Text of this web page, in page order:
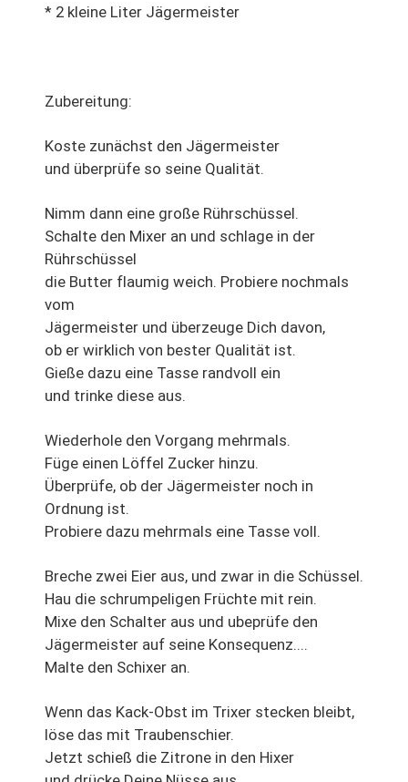
* 2 kleine Liter Jägermeister
Zubereitung:
Koste zunächst den Jägermeister
und überprüfe so seine Qualität.
Nimm dann eine große Rührschüssel.
Schalte den Mixer an und schlage in der
Rührschüssel
die Butter flaumig weich. Probiere nochmals
vom
Jägermeister und überzeuge Dich davon,
ob er wirklich von bester Qualität ist.
Gieße dazu eine Tasse randvoll ein
und trinke diese aus.
Wiederhole den Vorgang mehrmals.
Füge einen Löffel Zucker hinzu.
Überprüfe, ob der Jägermeister noch in
Ordnung ist.
Probiere dazu mehrmals eine Tasse voll.
Breche zwei Eier aus, und zwar in die Schüssel.
Hau die schrumpeligen Früchte mit rein.
Mixe den Schalter aus und ubeprüfe den
Jägermeister auf seine Konsequenz....
Malte den Schixer an.
Wenn das Kack-Obst im Trixer stecken bleibt,
löse das mit Traubenschier.
Jetzt schieß die Zitrone in den Hixer